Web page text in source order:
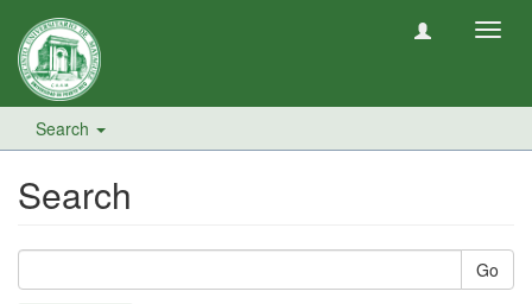
Search
Search
Go